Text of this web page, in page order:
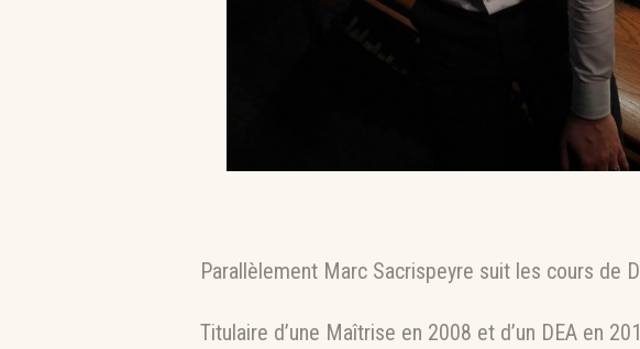
Parallèlement Marc Sacrispeyre suit les cours de
Titulaire d’une Maîtrise en 2008 et d’un DEA en